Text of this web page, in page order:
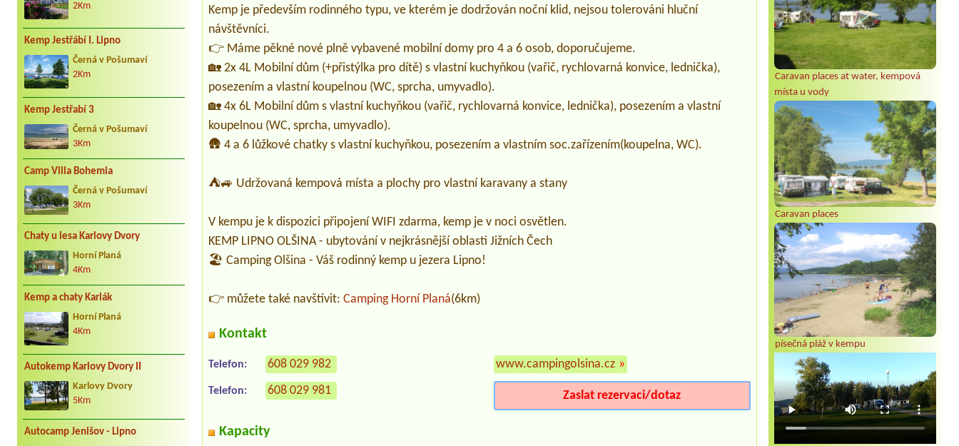
2Km
Kemp Jestřábí I. Lipno
Černá v Pošumaví
2Km
Kemp Jestřabí 3
Černá v Pošumaví
3Km
Camp Villa Bohemia
Černá v Pošumaví
3Km
Chaty u lesa Karlovy Dvory
Horní Planá
4Km
Kemp a chaty Karlák
Horní Planá
4Km
Autokemp Karlovy Dvory II
Karlovy Dvory
5Km
Autocamp Jenišov - Lipno
Termín od 2026-07-31 |
Kemp Pod
hrází
1x 4B-Zimmer, 2 Personen + 1 Kind
Termín od 2026-08-02 |Autokemp
Pilák
Chatka pro dvě osoby
Caravan places at water, kempová
místa u vody
Caravan places
písečná pláž v kempu
Kemp je především rodinného typu, ve kterém je dodržován noční klid, nejsou tolerováni hluční
návštěvníci.
👉 Máme pěkné nové plně vybavené mobilní domy pro 4 a 6 osob, doporučujeme.
🏡 2x 4L Mobilní dům (+přistýlka pro dítě) s vlastní kuchyňkou (vařič, rychlovarná konvice, lednička),
posezením a vlastní koupelnou (WC, sprcha, umyvadlo).
🏡 4x 6L Mobilní dům s vlastní kuchyňkou (vařič, rychlovarná konvice, lednička), posezením a vlastní
koupelnou (WC, sprcha, umyvadlo).
🛖 4 a 6 lůžkové chatky s vlastní kuchyňkou, posezením a vlastním soc.zařízením(koupelna, WC).
⛺🚙 Udržovaná kempová místa a plochy pro vlastní karavany a stany
V kempu je k dispozici připojení WIFI zdarma, kemp je v noci osvětlen.
KEMP LIPNO OLŠINA - ubytování v nejkrásnější oblasti Jižních Čech
🏖️ Camping Olšina - Váš rodinný kemp u jezera Lipno!
👉 můžete také navštívit:Camping Horní Planá(6km)
Kontakt
Telefon: 608 029 982
Telefon: 608 029 981
www.campingolsina.cz »
Zaslat rezervaci/dotaz
Kapacity